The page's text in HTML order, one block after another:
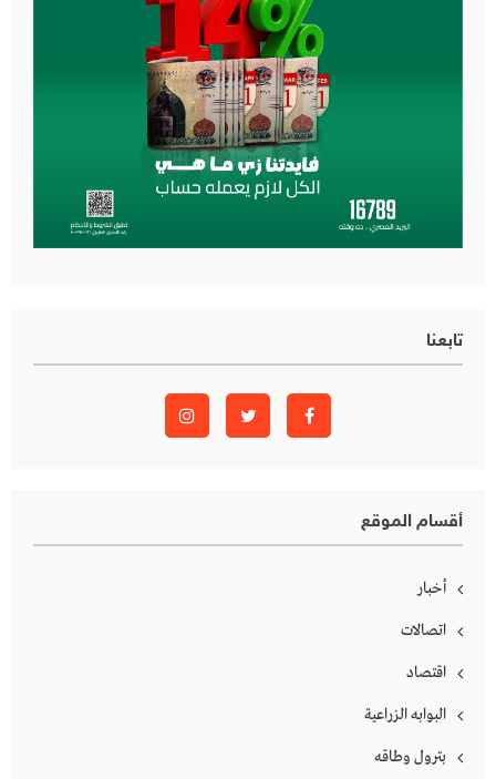
تابعنا
أقسام الموقع
أخبار
اتصالات
اقتصاد
البوابه الزراعية
بترول وطاقه